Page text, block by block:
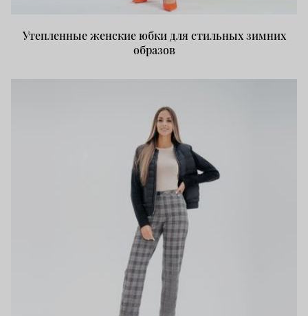
Утепленные женские юбки для стильных зимних
образов